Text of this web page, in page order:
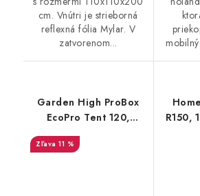
cm. Vnútri je strieborná
reflexná fólia Mylar. V
zatvorenom...
Garden High ProBox
EcoPro Tent 120,
120x120x200 cm
11 %
R150,